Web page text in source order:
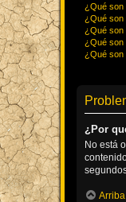
¿Qué son
¿Qué son
¿Qué son
¿Qué son
¿Qué son
¿Por
No está
Arriba